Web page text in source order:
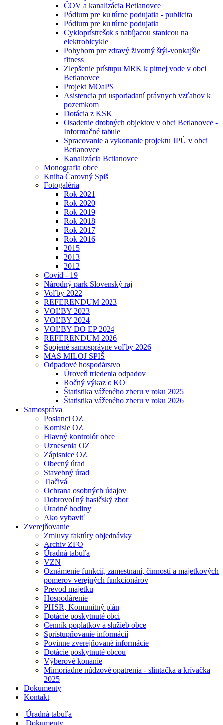
ČOV a kanalizácia Betlanovce
Pódium pre kultúrne podujatia - publicita
Pódium pre kultúrne podujatia
Cykloprístrešok s nabíjacou stanicou na
elektrobicykle
Pohybom pre zdravý životný štýl-vonkajšie
fitness
Zlepšenie prístupu MRK k pitnej vode v obci
Betlanovce
Projekt MOaPS
Asistencia pri usporiadaní právnych vzťahov k
pozemkom
Dotácia z KSK
Osadenie drobných objektov v obci Betlanovce -
Informačné tabule
Spracovanie a vykonanie projektu JPÚ v obci
Betlanovce
Kanalizácia Betlanovce
Monografia obce
Kniha Čarovný Spiš
Fotogaléria
Rok 2021
Rok 2020
Rok 2019
Rok 2018
Rok 2017
Rok 2016
2015
2013
2012
Covid - 19
Národný park Slovenský raj
Voľby 2022
REFERENDUM 2023
VOĽBY 2023
VOĽBY 2024
VOĽBY DO EP 2024
REFERENDUM 2026
Spojené samosprávne voľby 2026
MAS MILOJ SPIŠ
Odpadové hospodárstvo
Úroveň triedenia odpadov
Ročný výkaz o KO
Štatistika váženého zberu v roku 2025
Štatistika váženého zberu v roku 2026
Samospráva
Poslanci OZ
Komisie OZ
Hlavný kontrolór obce
Uznesenia OZ
Zápisnice OZ
Obecný úrad
Stavebný úrad
Tlačivá
Ochrana osobných údajov
Dobrovoľný hasičský zbor
Úradné hodiny
Ako vybaviť
Zverejňovanie
Zmluvy faktúry objednávky
Archiv ZFO
Úradná tabuľa
VZN
Oznámenie funkcií, zamestnaní, činností a majetkových
pomerov verejných funkcionárov
Prevod majetku
Hospodárenie
PHSR, Komunitný plán
Dotácie poskytnuté obci
Cenník poplatkov a služieb obce
Sprístupňovanie informácií
Povinne zverejňované informácie
Dotácie poskytnuté obcou
Výberové konanie
Mimoriadne núdzové opatrenia - slintačka a krívačka
2025
Dokumenty
Kontakt
Úradná tabuľa
Dokumenty